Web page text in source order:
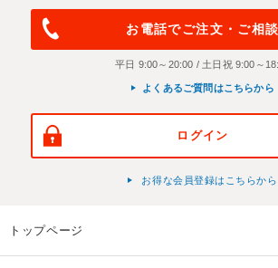
お電話でご注文・ご相談
平日 9:00～20:00 / 土日祝 9:00～
よくあるご質問はこちらから
ログイン
お得な会員登録はこちらから
トップページ